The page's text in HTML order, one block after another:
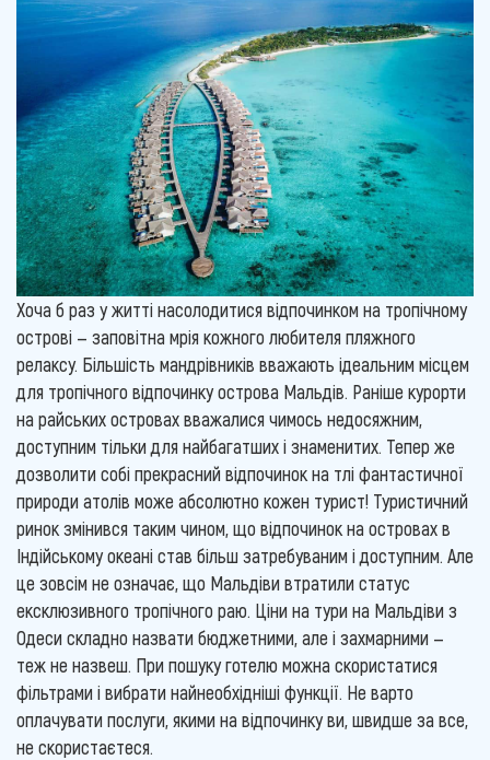
Хоча б раз у житті насолодитися відпочинком на тропічному
острові — заповітна мрія кожного любителя пляжного
релаксу. Більшість мандрівників вважають ідеальним місцем
для тропічного відпочинку острова Мальдів. Раніше курорти
на райських островах вважалися чимось недосяжним,
доступним тільки для найбагатших і знаменитих. Тепер же
дозволити собі прекрасний відпочинок на тлі фантастичної
природи атолів може абсолютно кожен турист! Туристичний
ринок змінився таким чином, що відпочинок на островах в
Індійському океані став більш затребуваним і доступним. Але
це зовсім не означає, що Мальдіви втратили статус
ексклюзивного тропічного раю. Ціни на тури на Мальдіви з
Одеси складно назвати бюджетними, але і захмарними —
теж не назвеш. При пошуку готелю можна скористатися
фільтрами і вибрати найнеобхідніші функції. Не варто
оплачувати послуги, якими на відпочинку ви, швидше за все,
не скористаєтеся.